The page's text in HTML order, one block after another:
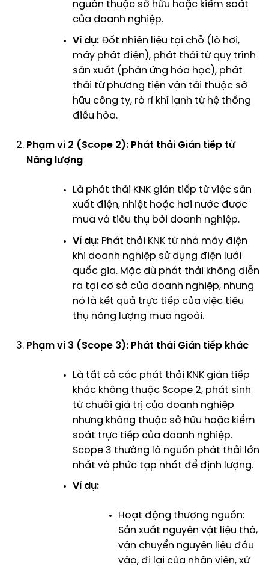
nguồn thuộc sở hữu hoặc kiểm soát
của doanh nghiệp.
Ví dụ:Đốt nhiên liệu tại chỗ (lò hơi,
máy phát điện), phát thải từ quy trình
sản xuất (phản ứng hóa học), phát
thải từ phương tiện vận tải thuộc sở
hữu công ty, rò rỉ khí lạnh từ hệ thống
điều hòa.
Phạm vi 2 (Scope 2): Phát thải Gián tiếp từ
Năng lượng
Là phát thải KNK gián tiếp từ việc sản
xuất điện, nhiệt hoặc hơi nước được
mua và tiêu thụ bởi doanh nghiệp.
Ví dụ:Phát thải KNK từ nhà máy điện
khi doanh nghiệp sử dụng điện lưới
quốc gia. Mặc dù phát thải không diễn
ra tại cơ sở của doanh nghiệp, nhưng
nó là kết quả trực tiếp của việc tiêu
thụ năng lượng mua ngoài.
Phạm vi 3 (Scope 3): Phát thải Gián tiếp khác
Là tất cả các phát thải KNK gián tiếp
khác không thuộc Scope 2, phát sinh
từ chuỗi giá trị của doanh nghiệp
nhưng không thuộc sở hữu hoặc kiểm
soát trực tiếp của doanh nghiệp.
Scope 3 thường là nguồn phát thải lớn
nhất và phức tạp nhất để định lượng.
Ví dụ:
Hoạt động thượng nguồn:
Sản xuất nguyên vật liệu thô,
vận chuyển nguyên liệu đầu
vào, đi lại của nhân viên, xử